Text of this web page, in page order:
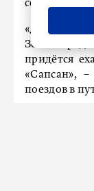
сегодня в
придётся
«Сапсан»,
поездов в